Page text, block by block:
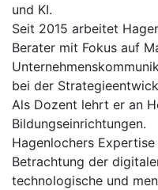
und KI.
Seit 2015 arbeitet
Berater mit Fokus auf
bei der
Als Dozent lehrt er an
Bildungseinrichtungen.
Hagenlochers
Betrachtung der
technologische und